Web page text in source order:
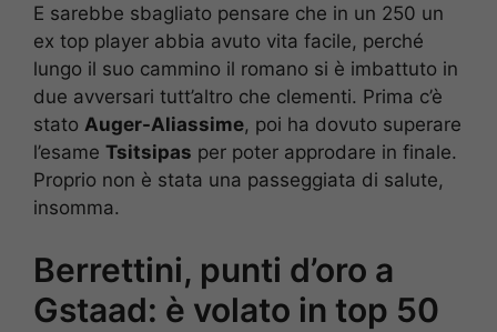
E sarebbe sbagliato pensare che in un 250 un
ex top player abbia avuto vita facile, perché
lungo il suo cammino il romano si è imbattuto in
due avversari tutt’altro che clementi. Prima c’è
stato Auger-Aliassime, poi ha dovuto superare
l’esame Tsitsipas per poter approdare in finale.
Proprio non è stata una passeggiata di salute,
insomma.
Berrettini, punti d’oro a
Gstaad: è volato in top 50